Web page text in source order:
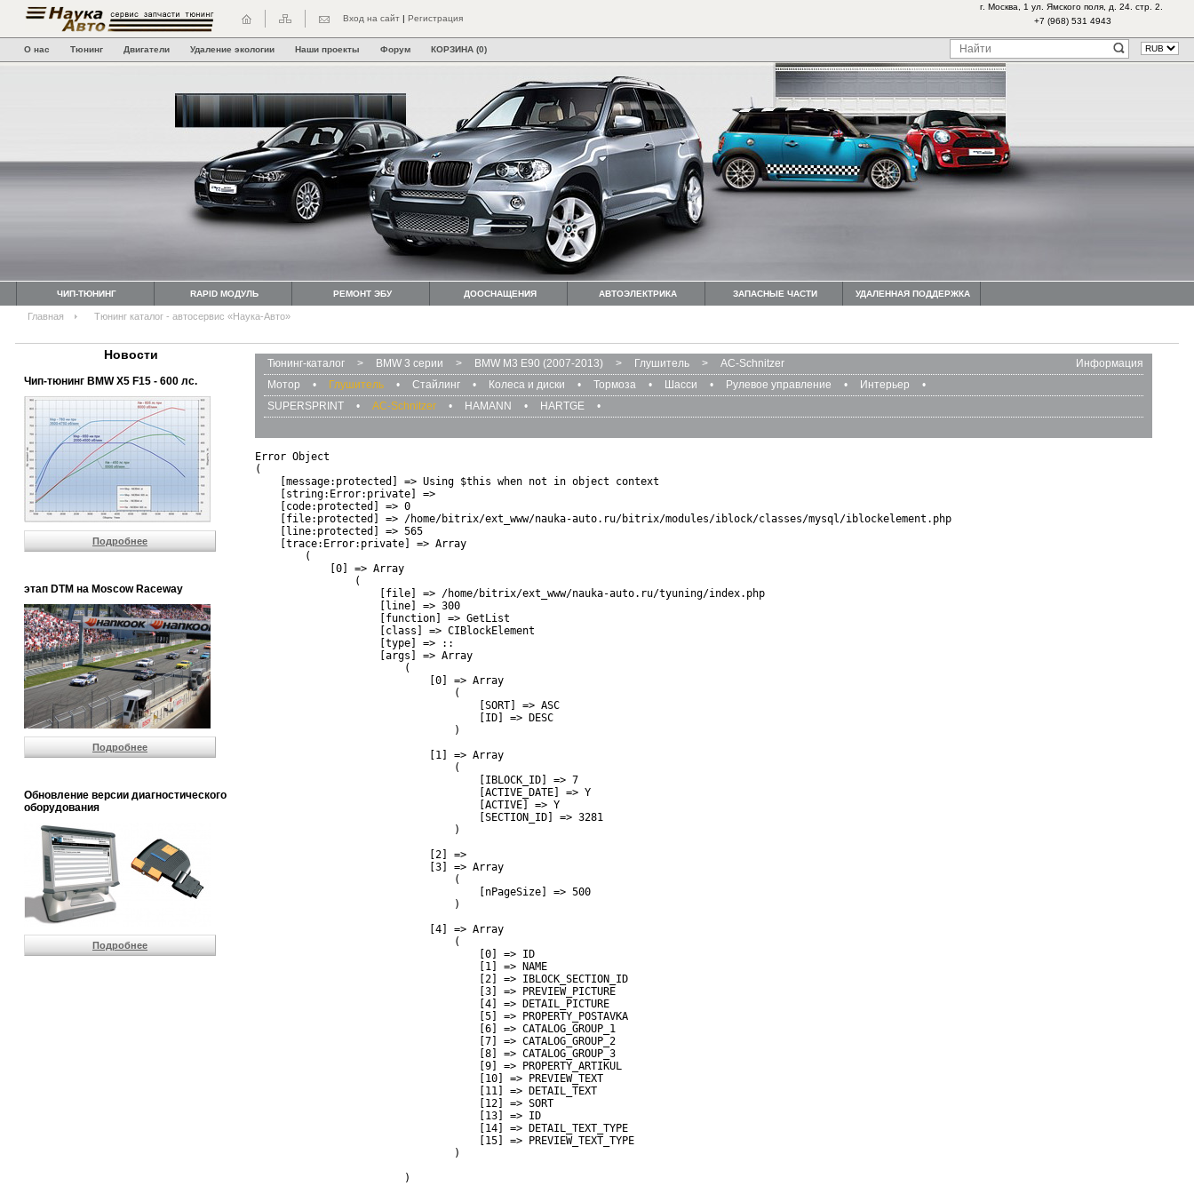
Вход на сайт | Регистрация
г. Москва, 1 ул. Ямского поля, д. 24. стр. 2.
+7 (968) 531 4943
О нас Тюнинг Двигатели Удаление экологии Наши проекты Форум КОРЗИНА (0)
ЧИП-ТЮНИНГ RAPID МОДУЛЬ РЕМОНТ ЭБУ ДООСНАЩЕНИЯ АВТОЭЛЕКТРИКА ЗАПАСНЫЕ ЧАСТИ УДАЛЕННАЯ ПОДДЕРЖКА
Главная Тюнинг каталог - автосервис «Наука-Авто»
Новости
Чип-тюнинг BMW Х5 F15 - 600 лс.
Подробнее
этап DTM на Moscow Raceway
Подробнее
Обновление версии диагностического
оборудования
Подробнее
Информация
Тюнинг-каталог > BMW 3 серии > BMW M3 E90 (2007-2013) > Глушитель >
AC-Schnitzer
Мотор
• Глушитель • Стайлинг • Колеса и диски • Тормоза • Шасси • Рулевое управление • Интерьер
•
SUPERSPRINT
• AC-Schnitzer • HAMANN • HARTGE •
Error Object
(
    [message:protected] => Using $this when not in object context
    [string:Error:private] =>
    [code:protected] => 0
    [file:protected] => /home/bitrix/ext_www/nauka-auto.ru/bitrix/modules/iblock/classes/mysql/iblockelement.php
    [line:protected] => 565
    [trace:Error:private] => Array
        (
            [0] => Array
                (
                    [file] => /home/bitrix/ext_www/nauka-auto.ru/tyuning/index.php
                    [line] => 300
                    [function] => GetList
                    [class] => CIBlockElement
                    [type] => ::
                    [args] => Array
                        (
                            [0] => Array
                                (
                                    [SORT] => ASC
                                    [ID] => DESC
                                )
                            [1] => Array
                                (
                                    [IBLOCK_ID] => 7
                                    [ACTIVE_DATE] => Y
                                    [ACTIVE] => Y
                                    [SECTION_ID] => 3281
                                )
                            [2] =>
                            [3] => Array
                                (
                                    [nPageSize] => 500
                                )
                            [4] => Array
                                (
                                    [0] => ID
                                    [1] => NAME
                                    [2] => IBLOCK_SECTION_ID
                                    [3] => PREVIEW_PICTURE
                                    [4] => DETAIL_PICTURE
                                    [5] => PROPERTY_POSTAVKA
                                    [6] => CATALOG_GROUP_1
                                    [7] => CATALOG_GROUP_2
                                    [8] => CATALOG_GROUP_3
                                    [9] => PROPERTY_ARTIKUL
                                    [10] => PREVIEW_TEXT
                                    [11] => DETAIL_TEXT
                                    [12] => SORT
                                    [13] => ID
                                    [14] => DETAIL_TEXT_TYPE
                                    [15] => PREVIEW_TEXT_TYPE
                                )
                        )